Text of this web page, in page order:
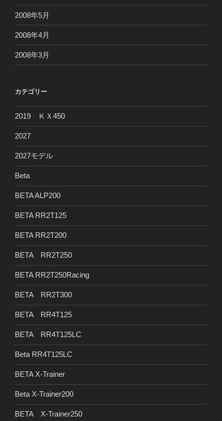
2008年5月
2008年4月
2008年3月
カテゴリー
2019 ＫＸ450
2027
2027モデル
Beta
BETA ALP200
BETA RR2T125
BETA RR2T200
BETA RR2T250
BETA RR2T250Racing
BETA RR2T300
BETA RR4T125
BETA RR4T125LC
Beta RR4T125LC
BETA X-Trainer
Beta X-Trainer200
BETA X-Trainer250